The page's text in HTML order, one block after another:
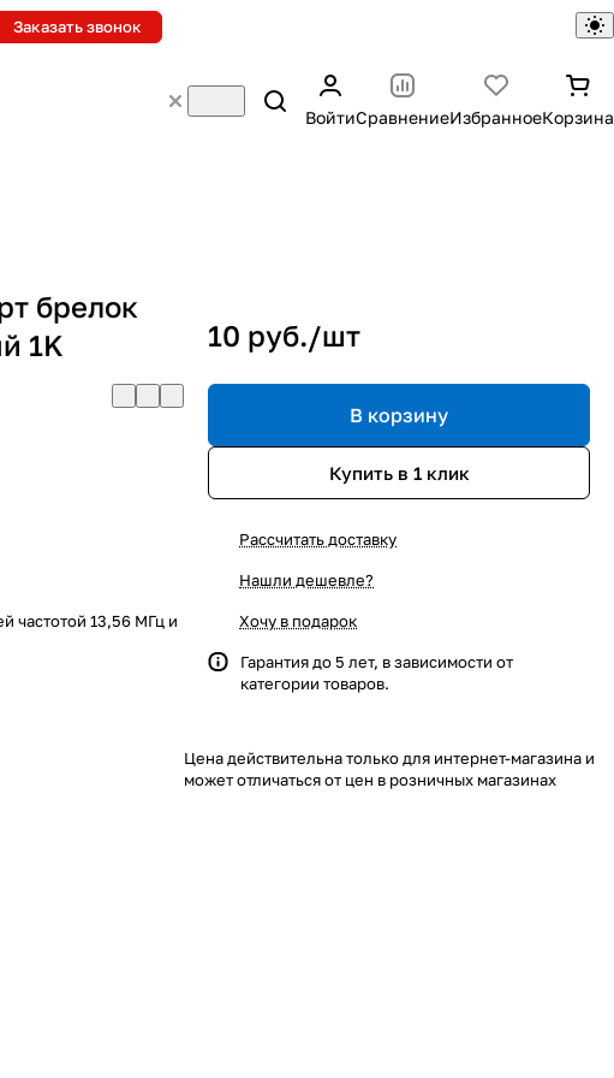
Заказать звонок
ВойтиСравнениеИзбранноеКорзина
брелок
1K
частотой 13,56 МГц и
10 руб./шт
В корзину
Купить в 1 клик
Рассчитать доставку
Нашли дешевле?
Хочу в подарок
Гарантия до 5 лет, в зависимости от
категории товаров.
Цена действительна только для интернет-магазина и
может отличаться от цен в розничных магазинах